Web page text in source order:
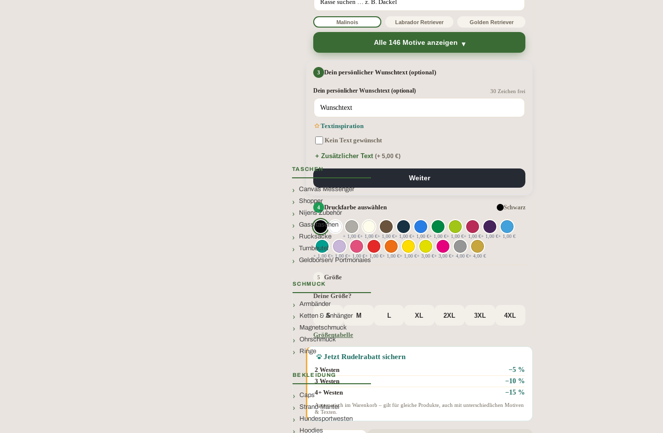
TASCHEN
Canvas Messenger
Shopper
Nijens Zubehör
Gassitaschen
Rucksäcke
Turnbeutel
Geldbörsen/ Portmonaies
SCHMUCK
Armbänder
Ketten & Anhänger
Magnetschmuck
Ohrschmuck
Ringe
BEKLEIDUNG
Caps
Strand-Mantel
Hundesportwesten
Hoodies
Malinois Labrador Retriever Golden Retriever
Alle 146 Motive anzeigen
Dein persönlicher Wunschtext (optional)
Dein persönlicher Wunschtext (optional) 30 Zeichen frei
Textinspiration
Kein Text gewünscht
+ Zusätzlicher Text (+ 5,00 €)
Weiter
Druckfarbe auswählen Schwarz
+ 1,00 €+ 1,00 €+ 1,00 €+ 1,00 €+ 1,00 €+ 1,00 €+ 1,00 €+ 1,00 €+ 1,00 €+ 1,00 €
+ 1,00 €+ 1,00 €+ 1,00 €+ 1,00 €+ 1,00 €+ 1,00 €+ 3,00 €+ 3,00 €+ 4,00 €+ 4,00 €
Größe
Deine Größe?
S M L XL 2XL 3XL 4XL
Größentabelle
Jetzt Rudelrabatt sichern
2 Westen −5 %
3 Westen −10 %
4+ Westen −15 %
Automatisch im Warenkorb – gilt für gleiche Produkte, auch mit unterschiedlichen Motiven
& Texten.